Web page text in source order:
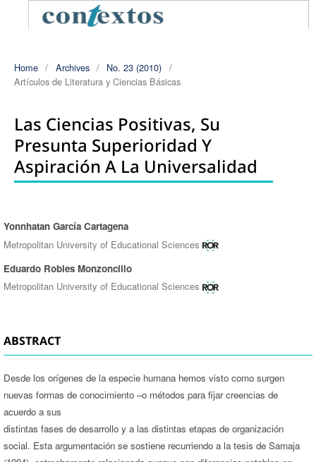
Home / Archives / No. 23 (2010) /
Artí­culos de Literatura y Ciencias Básicas
Las Ciencias Positivas, Su
Presunta Superioridad Y
Aspiración A La Universalidad
Authors
Yonnhatan García Cartagena
Metropolitan University of Educational Sciences
Eduardo Robles Monzoncillo
Metropolitan University of Educational Sciences
ABSTRACT
Desde los orígenes de la especie humana hemos visto como surgen
nuevas formas de conocimiento –o métodos para fijar creencias de
acuerdo a sus
distintas fases de desarrollo y a las distintas etapas de organización
social. Esta argumentación se sostiene recurriendo a la tesis de Samaja